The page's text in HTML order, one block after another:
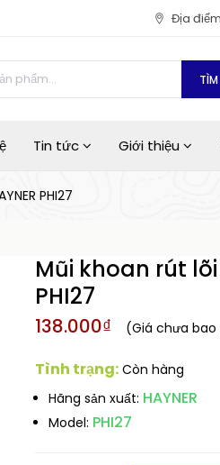
Địa
Tin tức Giới thiệu
PHI27
Mũi khoan rút lõi
PHI27
138.000₫ (Giá chưa bao
Tình trạng: Còn hàng
Hãng sản xuất: HAYNER
Model: PHI27